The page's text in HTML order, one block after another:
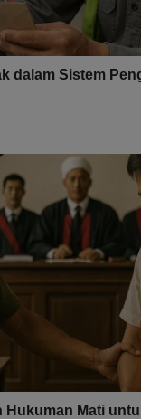
dalam Sistem
Hukuman Mati